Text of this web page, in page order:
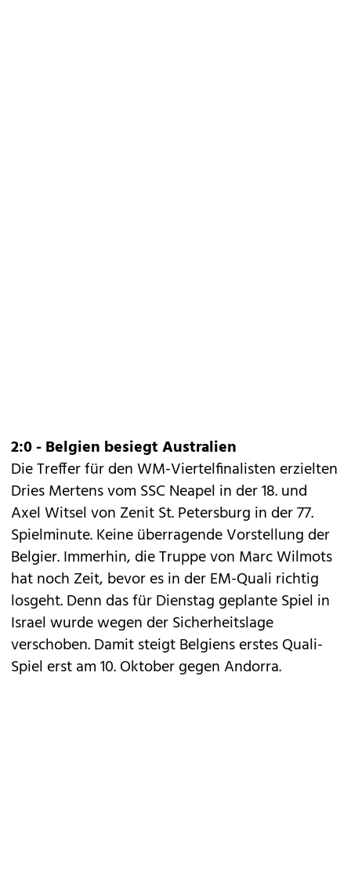
2:0 - Belgien besiegt Australien
Die Treffer für den WM-Viertelfinalisten erzielten
Dries Mertens vom SSC Neapel in der 18. und
Axel Witsel von Zenit St. Petersburg in der 77.
Spielminute. Keine überragende Vorstellung der
Belgier. Immerhin, die Truppe von Marc Wilmots
hat noch Zeit, bevor es in der EM-Quali richtig
losgeht. Denn das für Dienstag geplante Spiel in
Israel wurde wegen der Sicherheitslage
verschoben. Damit steigt Belgiens erstes Quali-
Spiel erst am 10. Oktober gegen Andorra.